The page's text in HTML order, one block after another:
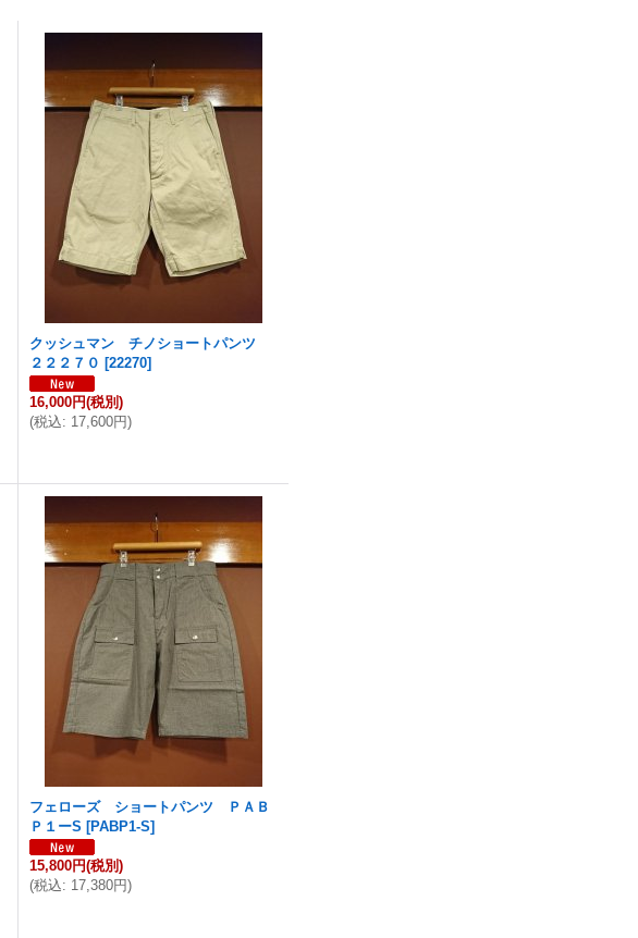
クッシュマン チノショートパンツ
２２２７０ [22270]
16,000円(税別)
(税込: 17,600円)
フェローズ ショートパンツ ＰＡＢ
Ｐ１ーS [PABP1-S]
15,800円(税別)
(税込: 17,380円)